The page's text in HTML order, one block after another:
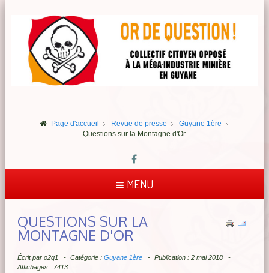
Page d'accueil Revue de presse
Guyane 1ère
Questions sur la Montagne d'Or
MENU
QUESTIONS SUR LA
MONTAGNE D'OR
Écrit par o2q1 Catégorie : Guyane 1ère
Publication : 2 mai 2018
Affichages : 7413